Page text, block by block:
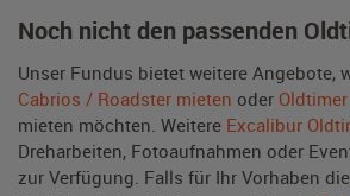
Noch nicht den passenden
Unser Fundus bietet weitere Angebote,
Cabrios / Roadster mieten oder
mieten möchten. Weitere Excalibur
Dreharbeiten, Fotoaufnahmen oder
zur Verfügung. Falls für Ihr Vorhaben